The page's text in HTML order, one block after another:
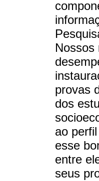
Nossos
provas
dos
ao
esse
entre
seus